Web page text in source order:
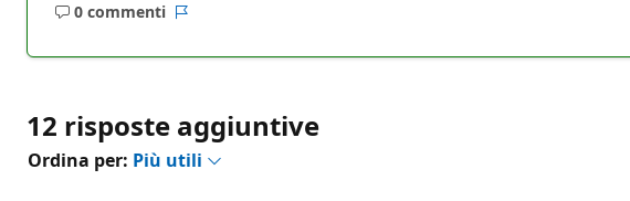
0 commenti
Nessun
12 risposte aggiuntive
Ordina per: Più utili